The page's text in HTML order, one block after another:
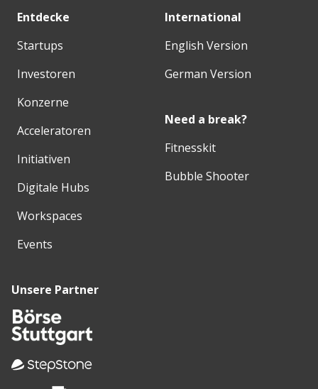
Entdecke
Startups
Investoren
Konzerne
Acceleratoren
Initiativen
Digitale Hubs
Workspaces
Events
International
English Version
German Version
Need a break?
Fitnesskit
Bubble Shooter
Unsere Partner